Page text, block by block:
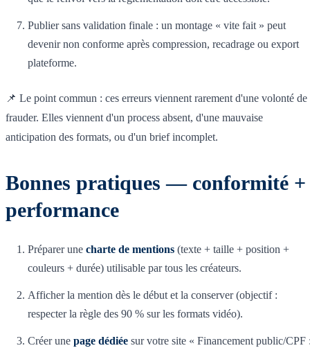
Publier sans validation finale : un montage « vite fait » peut
devenir non conforme après compression, recadrage ou export
plateforme.
📌 Le point commun : ces erreurs viennent rarement d'une volonté de
frauder. Elles viennent d'un process absent, d'une mauvaise
anticipation des formats, ou d'un brief incomplet.
Bonnes pratiques — conformité +
performance
Préparer une charte de mentions (texte + taille + position +
couleurs + durée) utilisable par tous les créateurs.
Afficher la mention dès le début et la conserver (objectif :
respecter la règle des 90 % sur les formats vidéo).
Créer une page dédiée sur votre site « Financement public/CPF